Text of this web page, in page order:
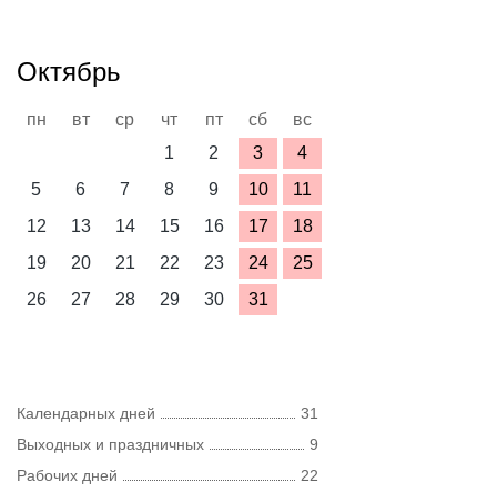
Октябрь
пн вт ср чт пт сб
вс
1
2 3
4
5
6 7 8 9 10
11
12
13 14 15 16 17
18
19
20 21 22 23 24
25
26
27 28 29 30 31
Календарных дней
31
Выходных и праздничных
9
Рабочих дней
22